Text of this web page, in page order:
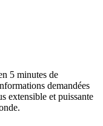
5 minutes de
demandées
extensible et puissante